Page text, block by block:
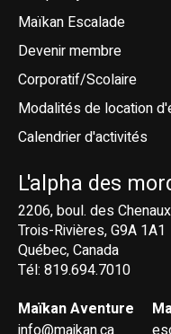
Maïkan Escalade
Devenir membre
Corporatif/Scolaire
Modalités de location
Calendrier d'activités
L'alpha des
2206, boul. des Chenaux
Trois-Rivières, G9A 1A1
Québec, Canada
Tél: 819.694.7010
Maïkan Aventure